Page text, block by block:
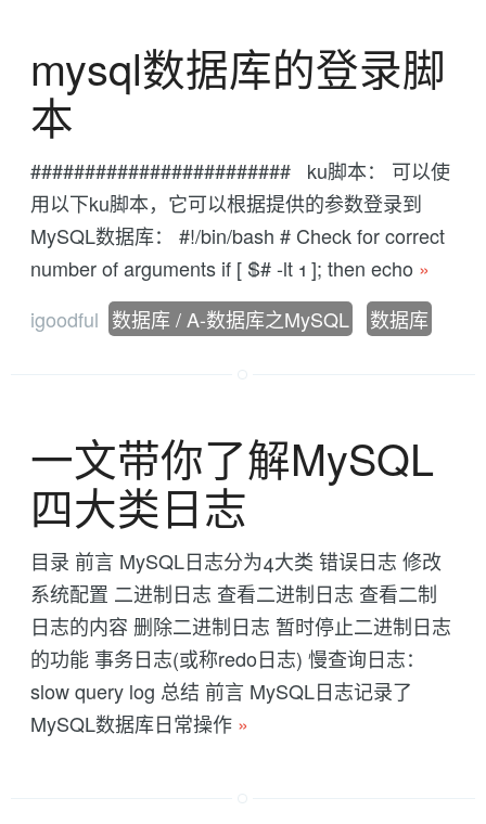
mysql数据库的登录脚
本
######################## ku脚本： 可以使
用以下ku脚本，它可以根据提供的参数登录到
MySQL数据库： #!/bin/bash # Check for correct
number of arguments if [ $# -lt 1 ]; then echo »
igoodful 数据库 / A-数据库之MySQL 数据库
一文带你了解MySQL
四大类日志
目录 前言 MySQL日志分为4大类 错误日志 修改
系统配置 二进制日志 查看二进制日志 查看二制
日志的内容 删除二进制日志 暂时停止二进制日志
的功能 事务日志(或称redo日志) 慢查询日志：
slow query log 总结 前言 MySQL日志记录了
MySQL数据库日常操作 »